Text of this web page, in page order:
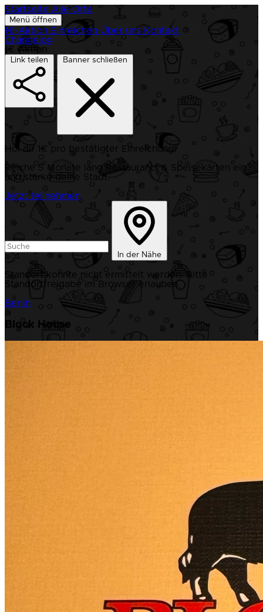
Startseite Alle Orte
Menü öffnen
1€-Aktion Einreichen Über uns Kontakt
Changelog
1€ Aktion
Link teilen Banner schließen
Hol dir 1€ pro bestätigter Einreichung!
Reiche 5 Monate lang Restaurants & Speisekarten ein
und stärke deine Stadt.
Jetzt teilnehmen
In der Nähe
Standort konnte nicht ermittelt werden. Bitte
Standortfreigabe im Browser erlauben.
Berlin
Block House